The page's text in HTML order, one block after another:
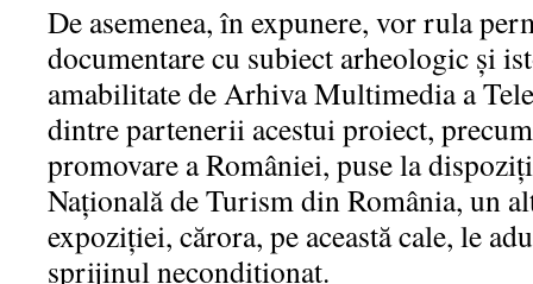
De asemenea, în expunere, vor rula
documentare cu subiect arheologic și
amabilitate de Arhiva Multimedia a
dintre partenerii acestui proiect,
promovare a României, puse la
Națională de Turism din România, un
expoziției, cărora, pe această cale, le
sprijinul necondiționat.